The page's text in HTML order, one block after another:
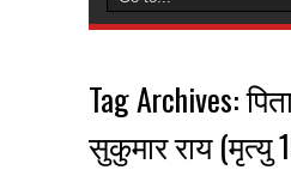
Tag Archives:
सुकुमार राय (मृत्यु